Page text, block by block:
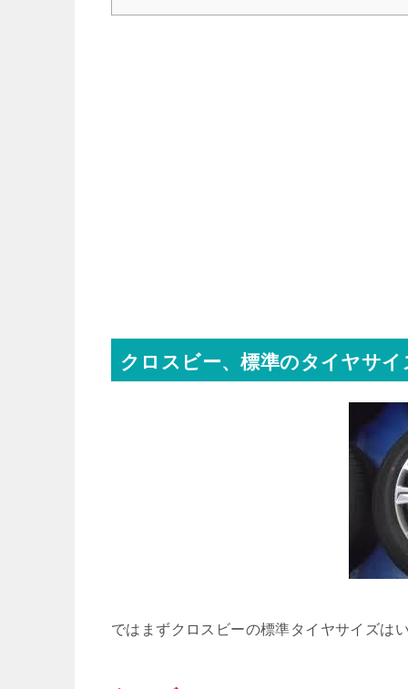
クロスビー、標準のタイヤサ
ではまずクロスビーの標準タイヤサイズは